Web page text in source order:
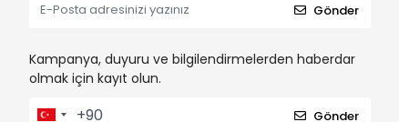
Gönder
Kampanya, duyuru ve bilgilendirmelerden haberdar
olmak için kayıt olun.
Gönder